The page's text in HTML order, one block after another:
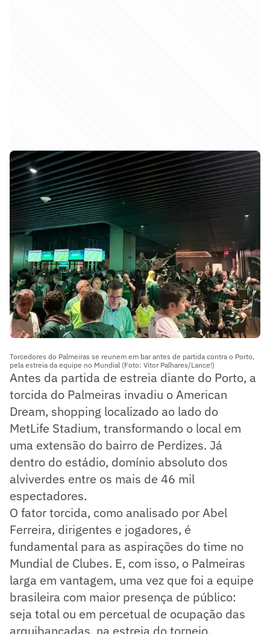
Torcedores do Palmeiras se reunem em bar antes de partida contra o Porto,
pela estreia da equipe no Mundial (Foto: Vitor Palhares/Lance!)
Antes da partida de estreia diante do Porto, a
torcida do Palmeiras invadiu o American
Dream, shopping localizado ao lado do
MetLife Stadium, transformando o local em
uma extensão do bairro de Perdizes. Já
dentro do estádio, domínio absoluto dos
alviverdes entre os mais de 46 mil
espectadores.
O fator torcida, como analisado por Abel
Ferreira, dirigentes e jogadores, é
fundamental para as aspirações do time no
Mundial de Clubes. E, com isso, o Palmeiras
larga em vantagem, uma vez que foi a equipe
brasileira com maior presença de público:
seja total ou em percetual de ocupação das